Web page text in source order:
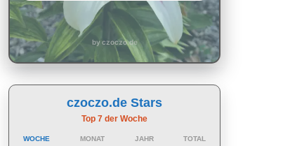
by czoczo.de
czoczo.de Stars
Top 7 der Woche
WOCHE MONAT JAHR TOTAL